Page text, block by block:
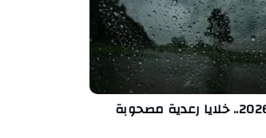
طقس ليل 05 أوت 2026.. خلايا رعدية مصحوبة